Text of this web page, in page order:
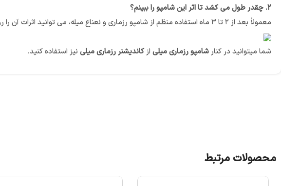
۲. چقدر طول می کشد تا اثر این شامپو را ببینم؟
معمولاً بعد از ۲ تا ۳ ماه استفاده منظم از شامپو رزماری و نعناع میله، می توانید اثرات آن را روی موهای خود مشاهده کنید.
شما میتوانید در کنارشامپو رزماری میلی ازکاندیشنر رزماری میلی نیز استفاده کنید.
محصولات مرتبط